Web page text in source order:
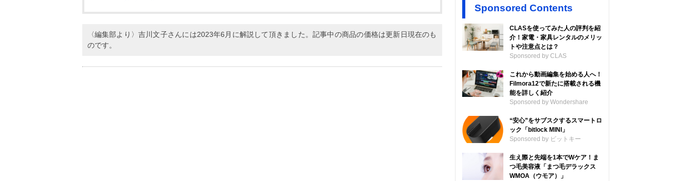
〈編集部より〉吉川文子さんには2023年6月に解説して頂きました。記事中の商品の価格は更新日現在のも
のです。
Sponsored Contents
CLASを使ってみた人の評判を紹
介！家電・家具レンタルのメリッ
トや注意点とは？
Sponsored by CLAS
これから動画編集を始める人へ！
Filmora12で新たに搭載される機
能を詳しく紹介
Sponsored by Wondershare
“安心”をサブスクするスマートロ
ック「bitlock MINI」
Sponsored by ビットキー
生え際と先端を1本でWケア！ま
つ毛美容液「まつ毛デラックス
WMOA（ウモア）」